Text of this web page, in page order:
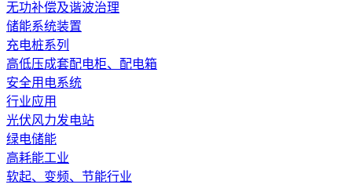
无功补偿及谐波治理
储能系统装置
充电桩系列
高低压成套配电柜、配电箱
安全用电系统
行业应用
光伏风力发电站
绿电储能
高耗能工业
软起、变频、节能行业